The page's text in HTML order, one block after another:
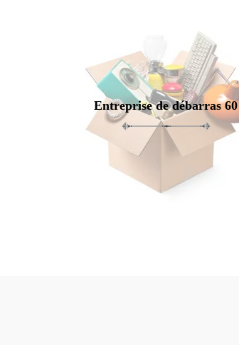
Entreprise de débarras 60